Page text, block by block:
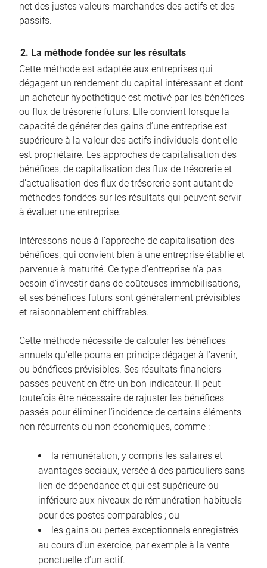
net des justes valeurs marchandes des actifs et des
passifs.
2. La méthode fondée sur les résultats
Cette méthode est adaptée aux entreprises qui
dégagent un rendement du capital intéressant et dont
un acheteur hypothétique est motivé par les bénéfices
ou flux de trésorerie futurs. Elle convient lorsque la
capacité de générer des gains d’une entreprise est
supérieure à la valeur des actifs individuels dont elle
est propriétaire. Les approches de capitalisation des
bénéfices, de capitalisation des flux de trésorerie et
d’actualisation des flux de trésorerie sont autant de
méthodes fondées sur les résultats qui peuvent servir
à évaluer une entreprise.
Intéressons-nous à l’approche de capitalisation des
bénéfices, qui convient bien à une entreprise établie et
parvenue à maturité. Ce type d’entreprise n’a pas
besoin d’investir dans de coûteuses immobilisations,
et ses bénéfices futurs sont généralement prévisibles
et raisonnablement chiffrables.
Cette méthode nécessite de calculer les bénéfices
annuels qu’elle pourra en principe dégager à l’avenir,
ou bénéfices prévisibles. Ses résultats financiers
passés peuvent en être un bon indicateur. Il peut
toutefois être nécessaire de rajuster les bénéfices
passés pour éliminer l’incidence de certains éléments
non récurrents ou non économiques, comme :
la rémunération, y compris les salaires et
avantages sociaux, versée à des particuliers sans
lien de dépendance et qui est supérieure ou
inférieure aux niveaux de rémunération habituels
pour des postes comparables ; ou
les gains ou pertes exceptionnels enregistrés
au cours d’un exercice, par exemple à la vente
ponctuelle d’un actif.